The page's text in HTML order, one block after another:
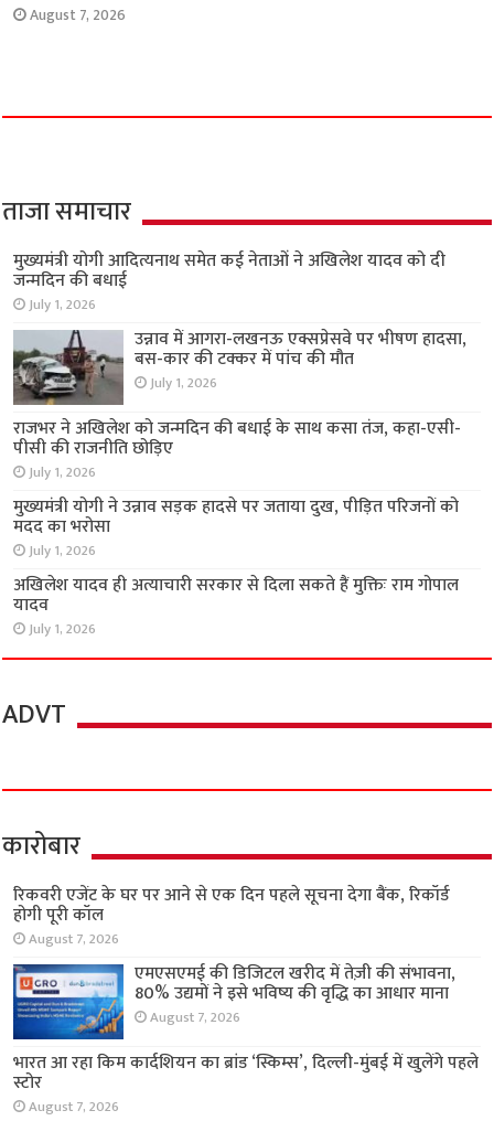
August 7, 2026
ताजा समाचार
मुख्यमंत्री योगी आदित्यनाथ समेत कई नेताओं ने अखिलेश यादव को दी
जन्मदिन की बधाई
July 1, 2026
उन्नाव में आगरा-लखनऊ एक्सप्रेसवे पर भीषण हादसा,
बस-कार की टक्कर में पांच की मौत
July 1, 2026
राजभर ने अखिलेश को जन्मदिन की बधाई के साथ कसा तंज, कहा-एसी-
पीसी की राजनीति छोड़िए
July 1, 2026
मुख्यमंत्री योगी ने उन्नाव सड़क हादसे पर जताया दुख, पीड़ित परिजनों को
मदद का भरोसा
July 1, 2026
अखिलेश यादव ही अत्याचारी सरकार से दिला सकते हैं मुक्तिः राम गोपाल
यादव
July 1, 2026
ADVT
कारोबार
रिकवरी एजेंट के घर पर आने से एक दिन पहले सूचना देगा बैंक, रिकॉर्ड
होगी पूरी कॉल
August 7, 2026
एमएसएमई की डिजिटल खरीद में तेज़ी की संभावना,
80% उद्यमों ने इसे भविष्य की वृद्धि का आधार माना
August 7, 2026
भारत आ रहा किम कार्दशियन का ब्रांड ‘स्किम्स’, दिल्ली-मुंबई में खुलेंगे पहले
स्टोर
August 7, 2026